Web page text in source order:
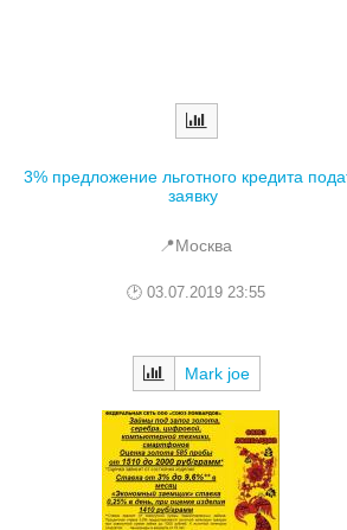
3% предложение льготного кредита
заявку
📍Москва
03.07.2019 23:55
Mark joe